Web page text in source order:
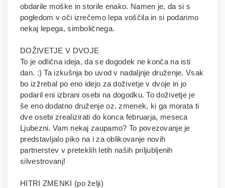
obdarile moške in storile enako. Namen je, da si s
pogledom v oči izrečemo lepa voščila in si podarimo
nekaj lepega, simboličnega.
DOŽIVETJE V DVOJE
To je odlična ideja, da se dogodek ne konča na isti
dan. :) Ta izkušnja bo uvod v nadaljnje druženje. Vsak
bo izžrebal po eno idejo za doživetje v dvoje in jo
podaril eni izbrani osebi na dogodku. To doživetje je
še eno dodatno druženje oz. zmenek, ki ga morata ti
dve osebi zrealizirati do konca februarja, meseca
Ljubezni. Vam nekaj zaupamo? To povezovanje je
predstavljalo piko na i za oblikovanje novih
partnerstev v preteklih letih naših priljubljenih
silvestrovanj!
HITRI ZMENKI (po želji)